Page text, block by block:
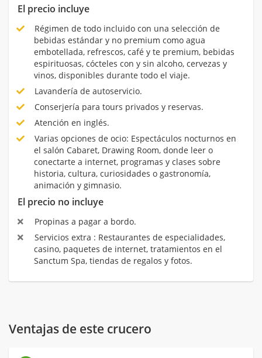
El precio incluye
Régimen de todo incluido con una selección de
bebidas estándar y no premium como agua
embotellada, refrescos, café y te premium, bebidas
espirituosas, cócteles con y sin alcoho, cervezas y
vinos, disponibles durante todo el viaje.
Lavandería de autoservicio.
Conserjería para tours privados y reservas.
Atención en inglés.
Varias opciones de ocio: Espectáculos nocturnos en
el salón Cabaret, Drawing Room, donde leer o
conectarte a internet, programas y clases sobre
historia, cultura, curiosidades o gastronomía,
animación y gimnasio.
El precio no incluye
Propinas a pagar a bordo.
Servicios extra : Restaurantes de especialidades,
casino, paquetes de internet, tratamientos en el
Sanctum Spa, tiendas de regalos y fotos.
Ventajas de este crucero